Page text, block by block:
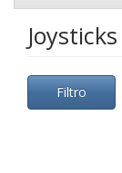
Filtro